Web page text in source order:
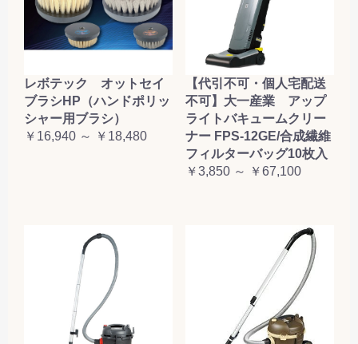
レボテック オットセイ
ブラシHP（ハンドポリッ
シャー用ブラシ）
￥16,940 ～ ￥18,480
【代引不可・個人宅配送
不可】大一産業 アップ
ライトバキュームクリー
ナー FPS-12GE/合成繊維
フィルターバッグ10枚入
￥3,850 ～ ￥67,100